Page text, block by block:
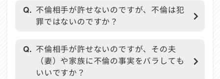
Q. 不倫相手が許せないのですが、不倫は犯
罪ではないのですか？
Q. 不倫相手が許せないのですが、その夫
（妻）や家族に不倫の事実をバラしても
いいですか？